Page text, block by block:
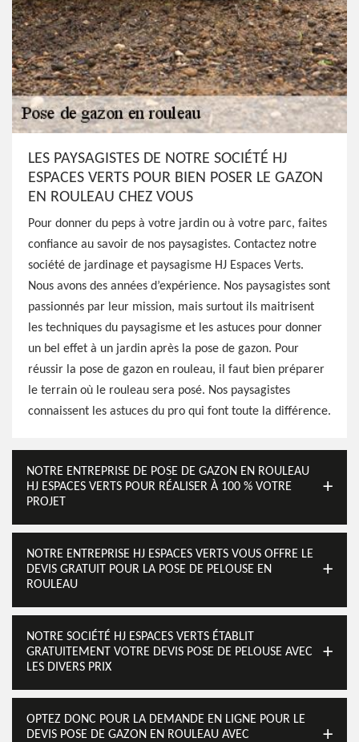
LES PAYSAGISTES DE NOTRE SOCIÉTÉ HJ
ESPACES VERTS POUR BIEN POSER LE GAZON
EN ROULEAU CHEZ VOUS
Pour donner du peps à votre jardin ou à votre parc, faites
confiance au savoir de nos paysagistes. Contactez notre
société de jardinage et paysagisme HJ Espaces Verts.
Nous avons des années d’expérience. Nos paysagistes sont
passionnés par leur mission, mais surtout ils maitrisent
les techniques du paysagisme et les astuces pour donner
un bel effet à un jardin après la pose de gazon. Pour
réussir la pose de gazon en rouleau, il faut bien préparer
le terrain où le rouleau sera posé. Nos paysagistes
connaissent les astuces du pro qui font toute la différence.
NOTRE ENTREPRISE DE POSE DE GAZON EN ROULEAU
HJ ESPACES VERTS POUR RÉALISER À 100 % VOTRE
PROJET
NOTRE ENTREPRISE HJ ESPACES VERTS VOUS OFFRE LE
DEVIS GRATUIT POUR LA POSE DE PELOUSE EN
ROULEAU
NOTRE SOCIÉTÉ HJ ESPACES VERTS ÉTABLIT
GRATUITEMENT VOTRE DEVIS POSE DE PELOUSE AVEC
LES DIVERS PRIX
OPTEZ DONC POUR LA DEMANDE EN LIGNE POUR LE
DEVIS POSE DE GAZON EN ROULEAU AVEC